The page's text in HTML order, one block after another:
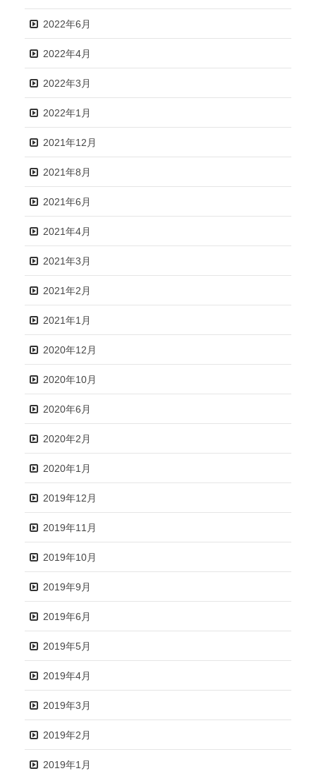
2022年6月
2022年4月
2022年3月
2022年1月
2021年12月
2021年8月
2021年6月
2021年4月
2021年3月
2021年2月
2021年1月
2020年12月
2020年10月
2020年6月
2020年2月
2020年1月
2019年12月
2019年11月
2019年10月
2019年9月
2019年6月
2019年5月
2019年4月
2019年3月
2019年2月
2019年1月